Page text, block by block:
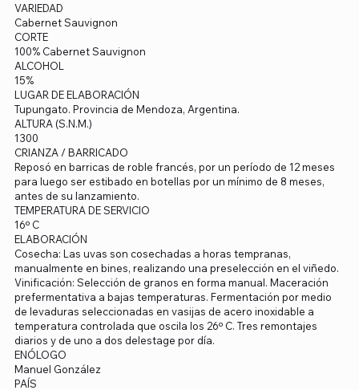
VARIEDAD
Cabernet Sauvignon
CORTE
100% Cabernet Sauvignon
ALCOHOL
15%
LUGAR DE ELABORACIÓN
Tupungato. Provincia de Mendoza, Argentina.
ALTURA (S.N.M.)
1300
CRIANZA / BARRICADO
Reposó en barricas de roble francés, por un período de 12 meses
para luego ser estibado en botellas por un mínimo de 8 meses,
antes de su lanzamiento.
TEMPERATURA DE SERVICIO
16º C
ELABORACIÓN
Cosecha: Las uvas son cosechadas a horas tempranas,
manualmente en bines, realizando una preselección en el viñedo.
Vinificación: Selección de granos en forma manual. Maceración
prefermentativa a bajas temperaturas. Fermentación por medio
de levaduras seleccionadas en vasijas de acero inoxidable a
temperatura controlada que oscila los 26º C. Tres remontajes
diarios y de uno a dos delestage por día.
ENÓLOGO
Manuel González
PAÍS